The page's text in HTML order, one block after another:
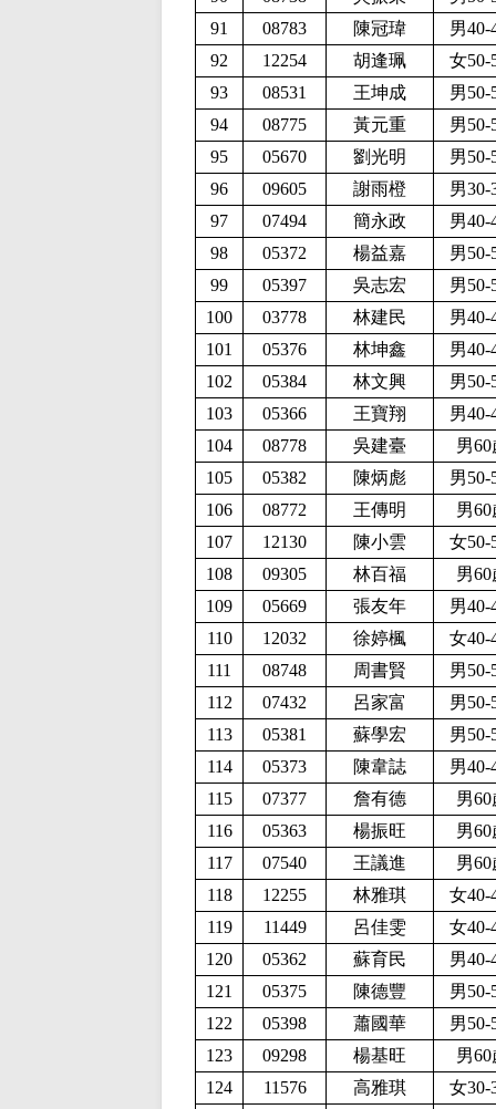
91
08783 陳冠瑋
男40-
92
12254 胡逢珮
女50-
93
08531 王坤成
男50-
94
08775 黃元重
男50-
95
05670 劉光明
男50-
96
09605 謝雨橙
男30-
97
07494 簡永政
男40-
98
05372 楊益嘉
男50-
99
05397 吳志宏
男50-
100
03778 林建民
男40-
101
05376 林坤鑫
男40-
102
05384 林文興
男50-
103
05366 王寶翔
男40-
104
08778 吳建臺
男60
105
05382 陳炳彪
男50-
106
08772 王傳明
男60
107
12130 陳小雲
女50-
108
09305 林百福
男60
109
05669 張友年
男40-
110
12032 徐婷楓
女40-
111
08748 周書賢
男50-
112
07432 呂家富
男50-
113
05381 蘇學宏
男50-
114
05373 陳韋誌
男40-
115
07377 詹有德
男60
116
05363 楊振旺
男60
117
07540 王議進
男60
118
12255 林雅琪
女40-
119
11449 呂佳雯
女40-
120
05362 蘇育民
男40-
121
05375 陳德豐
男50-
122
05398 蕭國華
男50-
123
09298 楊基旺
男60
124
11576 高雅琪
女30-